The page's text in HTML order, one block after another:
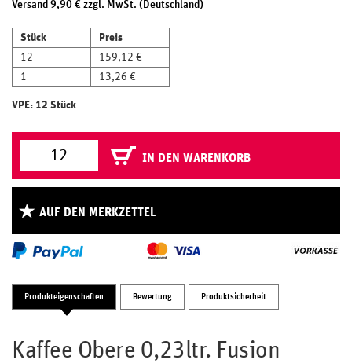
Versand 9,90 € zzgl. MwSt. (Deutschland)
Stück
Preis
12
159,12 €
1
13,26 €
VPE: 12 Stück
IN DEN WARENKORB
AUF DEN MERKZETTEL
Produkteigenschaften Bewertung Produktsicherheit
Kaffee Obere 0,23ltr. Fusion